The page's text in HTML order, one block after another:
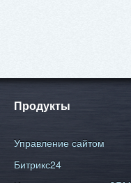
Продукты
Управление сайтом
Битрикс24